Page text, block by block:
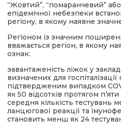
“Жовтий”, “помаранчевий”
епідемічної небезпеки
регіону, в якому наявне
Регіоном із значним
вважається регіон, в якому
ознак:
завантаженість ліжок у
визначених для госпіталізації
підтвердженим випадком
як 50 відсотків протягом
середня кількість тестувань
ланцюгової реакції та
становить менш як 24